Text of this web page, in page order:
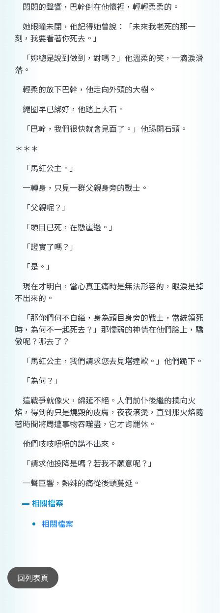
悶悶的聲響，巴幹倒在他懷裡，輕輕柔柔的。
她眼瞳未閉，他記得她曾說：「未來我老死的那一
刻，我要看著你死去。」
「妳總是說到做到，對嗎？」他溫柔的笑，一滴淚滑
落。
輕柔的放下巴幹，他走向外頭的大樹。
繩圈早已綁好，他踏上大石。
「巴幹，我們很快就會見面了。」他踢開石頭。
＊＊＊
「馬紅公主。」
一轉身，只見一群父親身旁的戰士。
「父親呢？」
「頭目已死，在懸崖邊。」
「證實了嗎？」
「是。」
現在才明白，當心真正痛時是無法形容的，眼淚是掉
不出來的。
「那你們何不自縊，身為頭目身旁的戰士，當統領死
時，為何不一起死去？」那懦弱的神情在他們臉上，驕
傲呢？哪去了？
「馬紅公主，我們請求您去見塔達歐。」他們跪下。
「為何？」
這戰爭就像火，綿延不絕。人們前仆後繼的撲向火
焰，得到的只是燒毀的皮膚，夜夜滾燙，直到那火焰隨
著時間將周遭事物吞噬盡，它才肯罷休。
他們吱吱唔唔的講不出來。
「請求他投降是嗎？若我不願意呢？」
一聲巨響，熱辣的痛從後頸蔓延。
相關檔案
相關檔案
回列表頁